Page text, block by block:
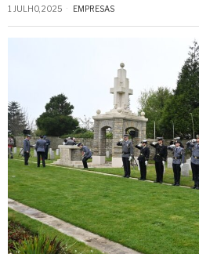
1 JULHO, 2025 EMPRESAS